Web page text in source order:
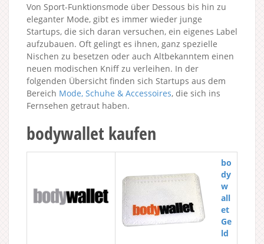
Von Sport-Funktionsmode über Dessous bis hin zu
eleganter Mode, gibt es immer wieder junge
Startups, die sich daran versuchen, ein eigenes Label
aufzubauen. Oft gelingt es ihnen, ganz spezielle
Nischen zu besetzen oder auch Altbekanntem einen
neuen modischen Kniff zu verleihen. In der
folgenden Übersicht finden sich Startups aus dem
Bereich Mode, Schuhe & Accessoires, die sich ins
Fernsehen getraut haben.
bodywallet kaufen
bo
dy
w
all
et
Ge
ld